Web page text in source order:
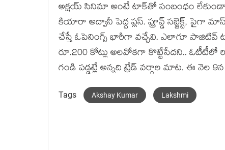
అక్షయ్ సినిమా అంటే టాక్‌తో సంబంధం లేకుండా
కియారా అద్వానీ పెద్ద ప్లస్. ప్రూవ్డ్ సబ్జెక్ట్,
చేస్తే ఓపెనింగ్స్ భారీగా వచ్చేవి. ఎలాగూ పాజిటివ్
రూ.200 కోట్లు అలవోకగా కొట్టేసేదని..
గండి పడ్డట్లే అన్నది ట్రేడ్ వర్గాల మాట. ఈ నెల
Tags Akshay Kumar Lakshmi